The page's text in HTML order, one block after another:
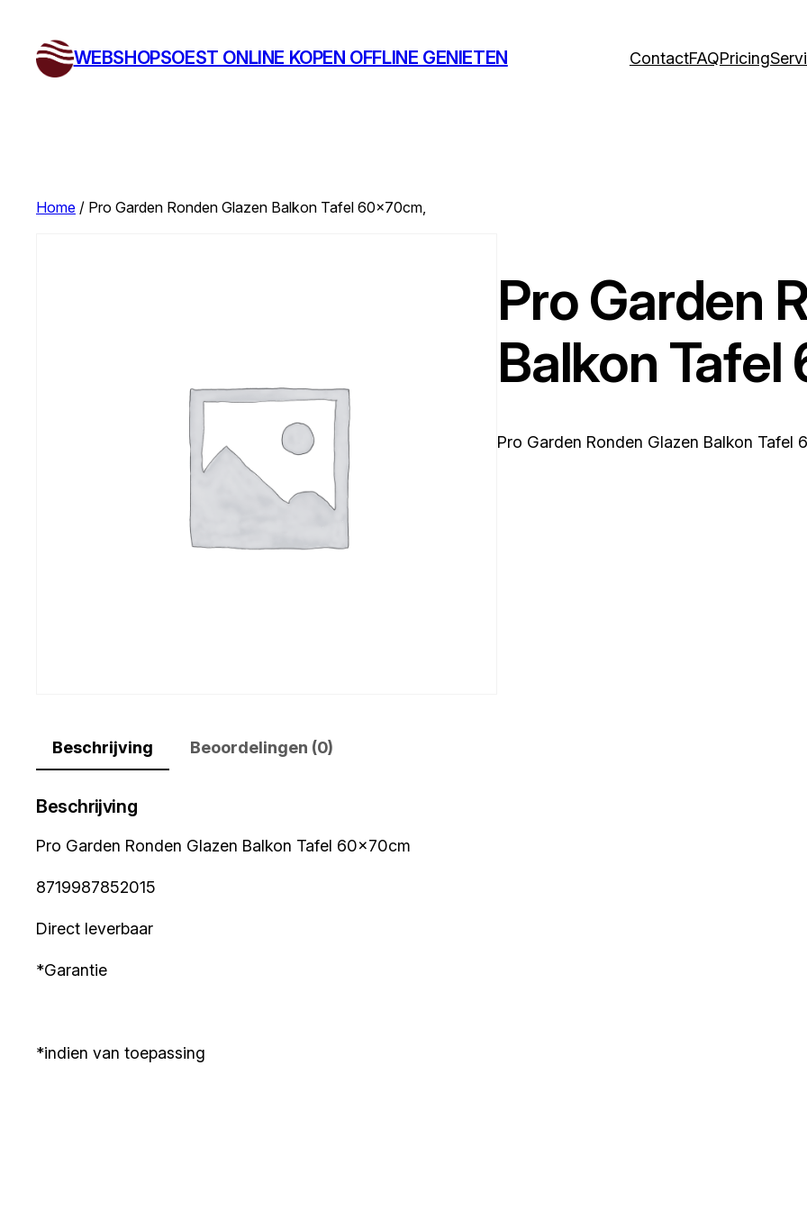
WEBSHOPSOEST ONLINE KOPEN OFFLINE GENIETEN ContactFAQPricing
Home / Pro Garden Ronden Glazen Balkon Tafel 60x70cm,
Pro Garden
Balkon
Pro Garden Ronden Glazen Balkon Tafel
Beschrijving Beoordelingen (0)
Beschrijving
Pro Garden Ronden Glazen Balkon Tafel 60x70cm
8719987852015
Direct leverbaar
*Garantie
*indien van toepassing